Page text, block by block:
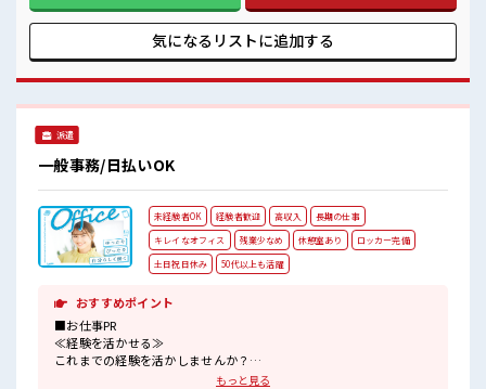
ロッカー付き職場♪イベート満喫！ ≪ヘアカラーOKで自由な雰囲気の職場≫ 明
るすぎたり奇抜でなければ基本的に自由！ (規定有) ■職場の
雰囲気 髪型・髪色自由♪ 派手過ぎなければOKだから、 モチ
持ち物が多いあなたにもぴったり☆ ロッカー付き職場♪
気になるリストに追加する
派遣
一般事務/日払いOK
未経験者OK 経験者歓迎 高収入
長期の仕事
キレイなオフィス
残業少なめ 休憩室あり
ロッカー完備
土日祝日休み
50代以上も活躍
おすすめポイント
■お仕事PR
≪経験を活かせる≫
これまでの経験を活かしませんか？
もっと見る